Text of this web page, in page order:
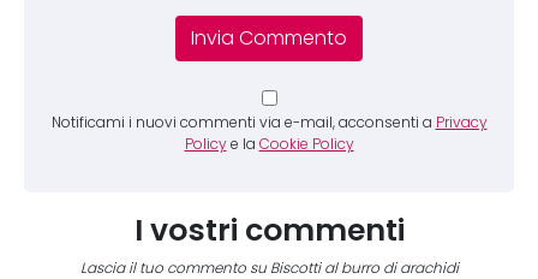
Notificami i nuovi commenti via e-mail, acconsenti a Privacy
Policy e la Cookie Policy
I vostri commenti
Lascia il tuo commento su Biscotti al burro di arachidi